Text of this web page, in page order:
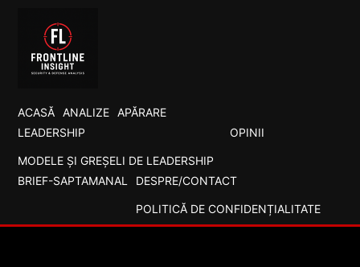
ACASĂ ANALIZE
APĂRARE
LEADERSHIP
MODELE ȘI GREȘELI DE LEADERSHIP
OPINII
BRIEF-SAPTAMANAL DESPRE/CONTACT
POLITICĂ DE CONFIDENȚIALITATE